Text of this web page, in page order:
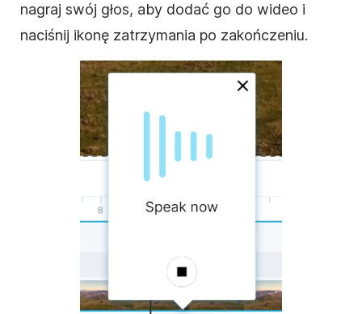
nagraj swój głos, aby dodać go do wideo i
naciśnij ikonę zatrzymania po zakończeniu.